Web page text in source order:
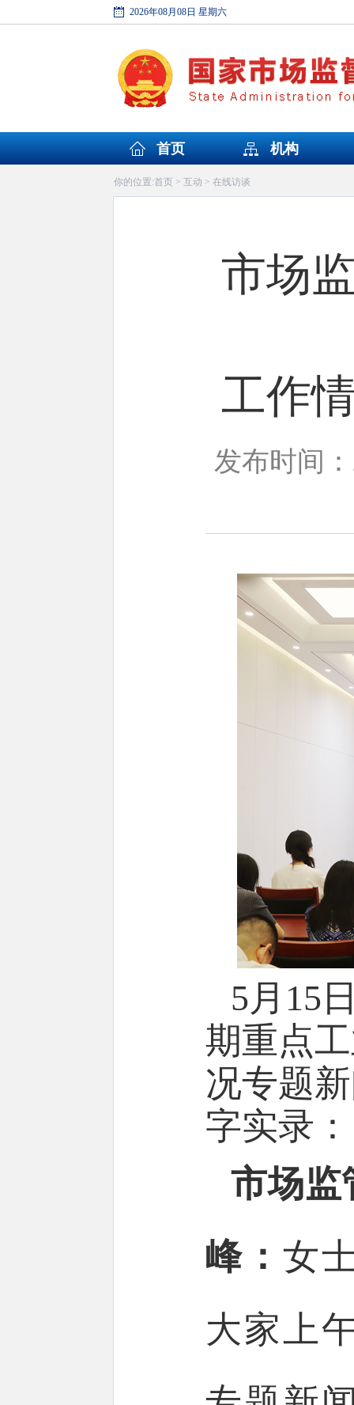
2026年08月08日 星期六
首页 机构
你的位置:首页> 互动 > 在线访谈
市场
工作
发布时间
5月 15
期重点
况专题
字实录：
市场监
峰： 女
大家上